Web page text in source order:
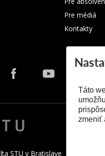
Pre médiá
Kontakty
STU v Bratislave
Táto
zmeniť